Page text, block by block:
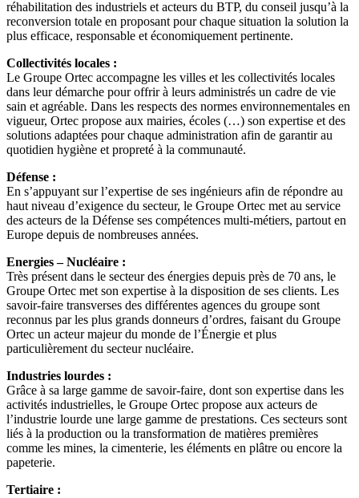
réhabilitation des industriels et acteurs du BTP, du conseil jusqu’à la
reconversion totale en proposant pour chaque situation la solution la
plus efficace, responsable et économiquement pertinente.
Collectivités locales :
Le Groupe Ortec accompagne les villes et les collectivités locales
dans leur démarche pour offrir à leurs administrés un cadre de vie
sain et agréable. Dans les respects des normes environnementales en
vigueur, Ortec propose aux mairies, écoles (…) son expertise et des
solutions adaptées pour chaque administration afin de garantir au
quotidien hygiène et propreté à la communauté.
Défense :
En s’appuyant sur l’expertise de ses ingénieurs afin de répondre au
haut niveau d’exigence du secteur, le Groupe Ortec met au service
des acteurs de la Défense ses compétences multi-métiers, partout en
Europe depuis de nombreuses années.
Energies – Nucléaire :
Très présent dans le secteur des énergies depuis près de 70 ans, le
Groupe Ortec met son expertise à la disposition de ses clients. Les
savoir-faire transverses des différentes agences du groupe sont
reconnus par les plus grands donneurs d’ordres, faisant du Groupe
Ortec un acteur majeur du monde de l’Énergie et plus
particulièrement du secteur nucléaire.
Industries lourdes :
Grâce à sa large gamme de savoir-faire, dont son expertise dans les
activités industrielles, le Groupe Ortec propose aux acteurs de
l’industrie lourde une large gamme de prestations. Ces secteurs sont
liés à la production ou la transformation de matières premières
comme les mines, la cimenterie, les éléments en plâtre ou encore la
papeterie.
Tertiaire :